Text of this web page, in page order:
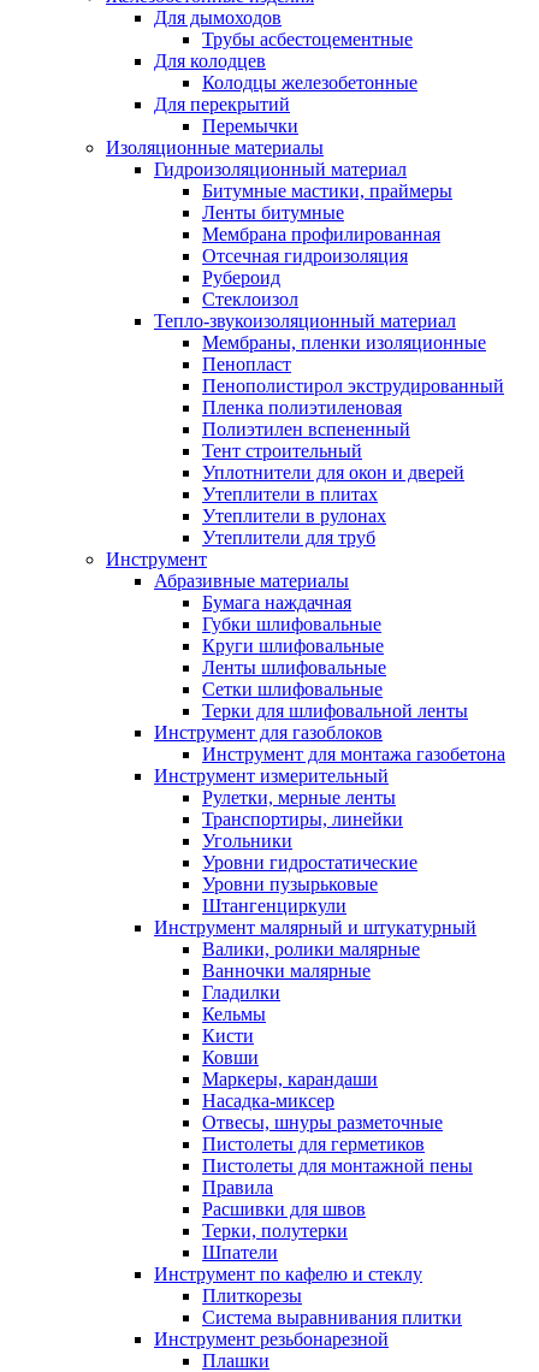
Для дымоходов
Трубы асбестоцементные
Для колодцев
Колодцы железобетонные
Для перекрытий
Перемычки
Изоляционные материалы
Гидроизоляционный материал
Битумные мастики, праймеры
Ленты битумные
Мембрана профилированная
Отсечная гидроизоляция
Рубероид
Стеклоизол
Тепло-звукоизоляционный материал
Мембраны, пленки изоляционные
Пенопласт
Пенополистирол экструдированный
Пленка полиэтиленовая
Полиэтилен вспененный
Тент строительный
Уплотнители для окон и дверей
Утеплители в плитах
Утеплители в рулонах
Утеплители для труб
Инструмент
Абразивные материалы
Бумага наждачная
Губки шлифовальные
Круги шлифовальные
Ленты шлифовальные
Сетки шлифовальные
Терки для шлифовальной ленты
Инструмент для газоблоков
Инструмент для монтажа газобетона
Инструмент измерительный
Рулетки, мерные ленты
Транспортиры, линейки
Угольники
Уровни гидростатические
Уровни пузырьковые
Штангенциркули
Инструмент малярный и штукатурный
Валики, ролики малярные
Ванночки малярные
Гладилки
Кельмы
Кисти
Ковши
Маркеры, карандаши
Насадка-миксер
Отвесы, шнуры разметочные
Пистолеты для герметиков
Пистолеты для монтажной пены
Правила
Расшивки для швов
Терки, полутерки
Шпатели
Инструмент по кафелю и стеклу
Плиткорезы
Система выравнивания плитки
Инструмент резьбонарезной
Плашки